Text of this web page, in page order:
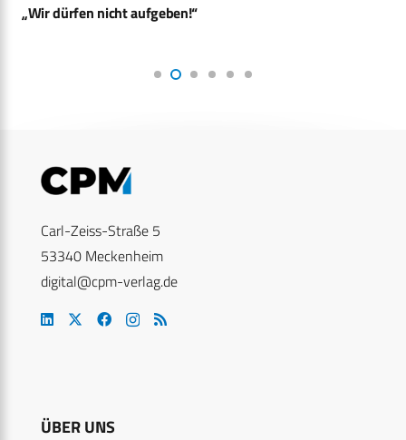
„Wir dürfen nicht aufgeben!“
Carl-Zeiss-Straße 5
53340 Meckenheim
digital@cpm-verlag.de
ÜBER UNS